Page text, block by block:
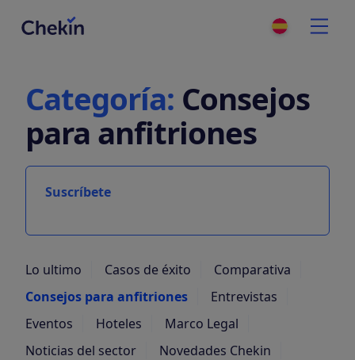
Categoría: Consejos
para anfitriones
Suscríbete
Lo ultimo Casos de éxito
Comparativa
Consejos para anfitriones
Entrevistas
Eventos
Hoteles
Marco Legal
Noticias del sector
Novedades Chekin